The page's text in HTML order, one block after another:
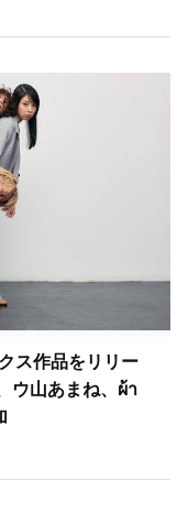
ス作品をリリー
山あまね、ผ้า